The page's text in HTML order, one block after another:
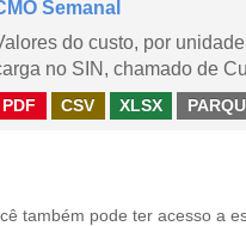
Semanal
do custo, por
no SIN, chamado de
PDF CSV XLSX
também pode ter acesso a